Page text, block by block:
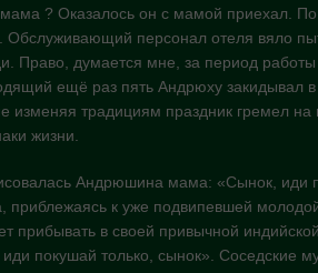
мама ? Оказалось он с мамой приехал.
персонал отеля вяло
Право, думается мне, за период
ещё раз пять Андрюху закидывал
изменяя традициям праздник гремел на
жизни.
Андрюшина мама: «Сынок, иди
приблежаясь к уже подвипевшей
прибывать в своей привычной
иди покушай только, сынок». Соседские